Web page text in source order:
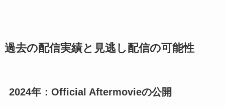
過去の配信実績と見逃し配信の可能性
2024年：Official Aftermovieの公開